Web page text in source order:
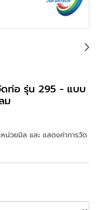
ดท่อ รุ่น 295 - แบบ
ม
น่วยมิล และ แสดงค่าการวัด